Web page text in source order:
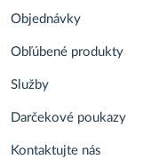
Objednávky
Obľúbené produkty
Služby
Darčekové poukazy
Kontaktujte nás